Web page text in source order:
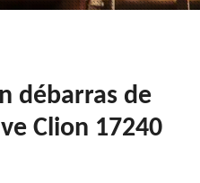
débarras de
Clion 17240